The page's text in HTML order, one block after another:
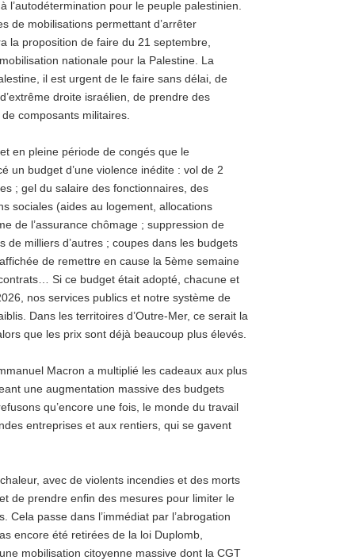
pour le peuple palestinien.
de mobilisations permettant d’arrêter
la proposition de faire du 21 septembre,
nationale pour la Palestine. La
il est urgent de le faire sans délai, de
droite israélien, de prendre des
composants militaires.
en pleine période de congés que le
un budget d’une violence inédite : vol de 2
; gel du salaire des fonctionnaires, des
sociales (aides au logement, allocations
de l’assurance chômage ; suppression de
milliers d’autres ; coupes dans les budgets
de remettre en cause la 5ème semaine
Si ce budget était adopté, chacune et
nos services publics et notre système de
Dans les territoires d’Outre-Mer, ce serait la
que les prix sont déjà beaucoup plus élevés.
Macron a multiplié les cadeaux aux plus
une augmentation massive des budgets
qu’encore une fois, le monde du travail
entreprises et aux rentiers, qui se gavent
avec de violents incendies et des morts
de prendre enfin des mesures pour limiter le
passe dans l’immédiat par l’abrogation
encore été retirées de la loi Duplomb,
mobilisation citoyenne massive dont la CGT